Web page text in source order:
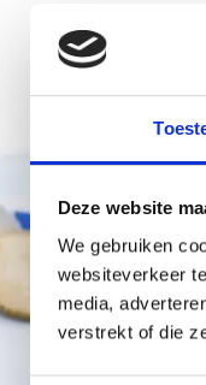
Deze website
We gebruiken
websiteverkeer
media,
verstrekt of die